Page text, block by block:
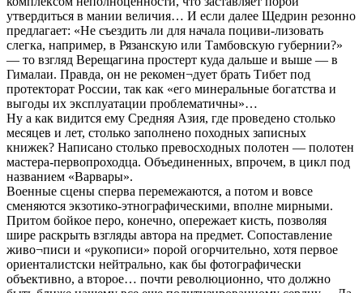
утвердиться в мании величия… И если далее Щедрин резонно
предлагает: «Не съездить ли для начала поциви-лизовать
слегка, например, в Рязанскую или Тамбовскую губернии?»
— то взгляд Верещагина простерт куда дальше и выше — в
Гималаи. Правда, он не рекомен¬дует брать Тибет под
протекторат России, так как «его минеральные богатства и
выгоды их эксплуатации проблематичны»…
Ну а как видится ему Средняя Азия, где проведено столько
месяцев и лет, столько заполнено походных записных
книжек? Написано столько превосходных полотен — полотен
мастера-первопроходца. Объединенных, впрочем, в цикл под
названием «Варвары».
Военные сцены сперва перемежаются, а потом и вовсе
сменяются экзотико-этнографическими, вполне мирными.
Притом бойкое перо, конечно, опережает кисть, позволяя
шире раскрыть взгляды автора на предмет. Сопоставление
живо¬писи и «рукописи» порой огорчительно, хотя первое
ориенталистски нейтрально, как бы фотографически
объективно, а второе… почти революционно, что должно